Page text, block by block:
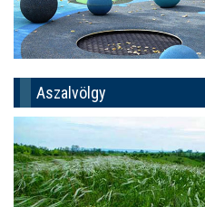
Aszalvölgy